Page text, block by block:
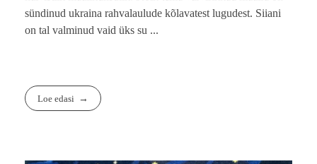
sündinud ukraina rahvalaulude kõlavatest lugudest. Siiani
on tal valminud vaid üks su ...
Loe edasi